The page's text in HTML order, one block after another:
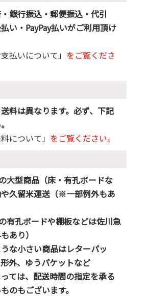
銀行振込・郵便振込・代引
い・PayPay払いがご利用頂け
支払いについて」 をご覧くださ
料は異なります。必ず、下記
料について」 をご覧ください。
大型商品（床・有孔ボードな
久留米運送（※一部例外もあ
有孔ボードや棚板などは佐川急
あり）
な小さい商品はレターパッ
外、ゆうパケットなど
ては、配送時間の指定を承る
のもございます。